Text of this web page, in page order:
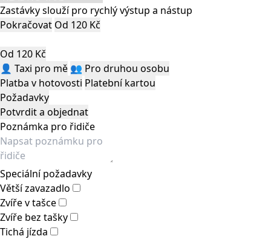
Zastávky slouží pro rychlý výstup a nástup
Pokračovat Od 120 Kč
Od 120 Kč
👤 Taxi pro mě 👥 Pro druhou osobu
Platba v hotovosti Platební kartou
Požadavky
Potvrdit a objednat
Poznámka pro řidiče
Speciální požadavky
Větší zavazadlo
Zvíře v tašce
Zvíře bez tašky
Tichá jízda